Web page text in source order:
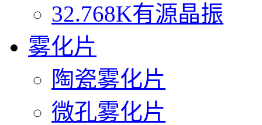
32.768K有源晶振
雾化片
陶瓷雾化片
微孔雾化片